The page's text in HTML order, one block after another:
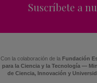
Suscríbete a
Con la colaboración de la Fundación
para la Ciencia y la Tecnología —
de Ciencia, Innovación y